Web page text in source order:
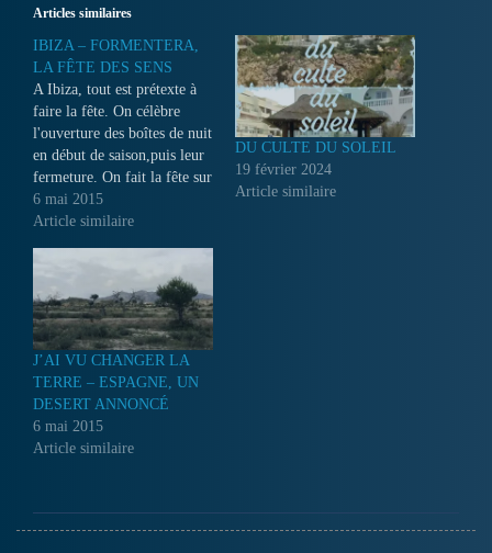
Articles similaires
IBIZA – FORMENTERA,
LA FÊTE DES SENS
A Ibiza, tout est prétexte à
faire la fête. On célèbre
l'ouverture des boîtes de nuit
en début de saison,puis leur
fermeture. On fait la fête sur
la plage, sur les bateaux,
dans les villas, et on fête
6 mai 2015
Article similaire
DU CULTE DU SOLEIL
19 février 2024
Article similaire
J’AI VU CHANGER LA
TERRE – ESPAGNE, UN
DESERT ANNONCÉ
6 mai 2015
Article similaire